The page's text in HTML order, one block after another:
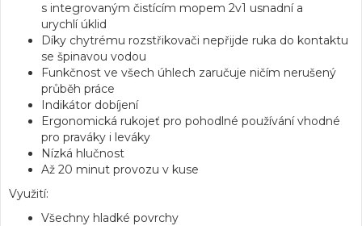
s integrovaným čistícím mopem 2v1 usnadní a
urychlí úklid
Díky chytrému rozstřikovači nepřijde ruka do kontaktu
se špinavou vodou
Funkčnost ve všech úhlech zaručuje ničím nerušený
průběh práce
Indikátor dobíjení
Ergonomická rukojeť pro pohodlné používání vhodné
pro praváky i leváky
Nízká hlučnost
Až 20 minut provozu v kuse
Využití:
Všechny hladké povrchy